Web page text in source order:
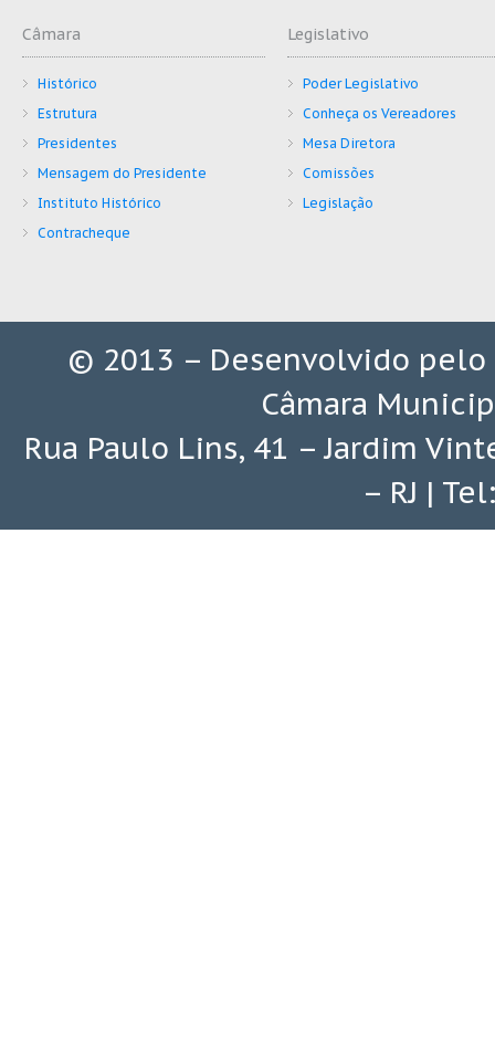
Câmara
Histórico
Estrutura
Presidentes
Mensagem do Presidente
Instituto Histórico
Contracheque
Legislativo
Poder Legislativo
Conheça os Vereadores
Mesa Diretora
Comissões
Legislação
© 2013 – Desenvolvido pelo
Câmara
Rua Paulo Lins, 41 – Jardim
– RJ |